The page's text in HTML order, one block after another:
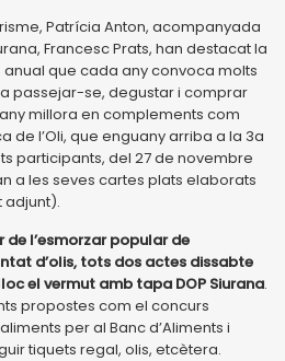
Patrícia Anton, acompanyada
Francesc Prats, han destacat la
que cada any convoca molts
passejar-se, degustar i comprar
millora en complements com
de l’Oli, que enguany arriba a la 3a
participants, del 27 de novembre
a les seves cartes plats elaborats
adjunt).
l’esmorzar popular de
d’olis, tots dos actes dissabte
el vermut amb tapa DOP Siurana.
propostes com el concurs
per al Banc d’Aliments i
tiquets regal, olis, etcètera.